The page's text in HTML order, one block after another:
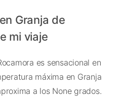
Granja de
mi viaje
es sensacional en
máxima en Granja
a los None grados.